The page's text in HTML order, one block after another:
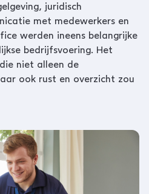
juridisch
met medewerkers en
werden ineens belangrijke
bedrijfsvoering. Het
niet alleen de
ook rust en overzicht zou